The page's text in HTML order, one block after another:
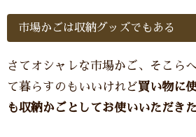
市場かごは収納グッズでもある
さてオシャレな市場かご、そこら
て暮らすのもいいけれど買い物に
も収納かごとしてお使いいただきた